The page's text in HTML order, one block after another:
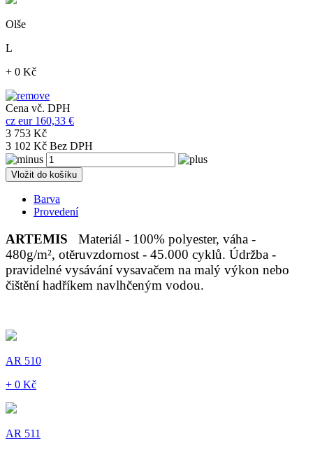
Olše
L
+ 0 Kč
Cena vč. DPH
cz eur 160,33 €
3 753 Kč
3 102 Kč Bez DPH
Vložit do košíku
Barva
Provedení
ARTEMIS
Materiál - 100% polyester, váha -
480g/m², otěruvzdornost - 45.000 cyklů. Údržba -
pravidelné vysávání vysavačem na malý výkon nebo
čištění hadříkem navlhčeným vodou.
AR 510
+ 0 Kč
AR 511